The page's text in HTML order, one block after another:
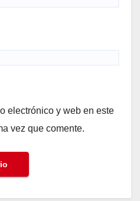
electrónico y web en este
vez que comente.